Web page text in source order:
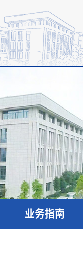
业务指南